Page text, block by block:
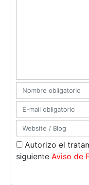
Autorizo el
siguiente Aviso de